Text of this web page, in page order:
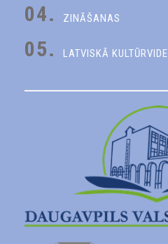
04. ZINĀŠANAS
05. LATVISKĀ KULTŪRVIDE